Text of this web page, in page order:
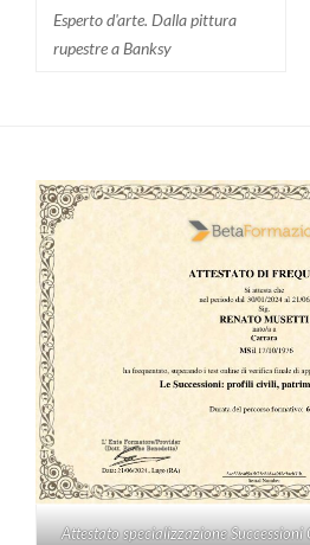
Esperto d'arte. Dalla pittura
rupestre a Banksy
Attestato specializzazione